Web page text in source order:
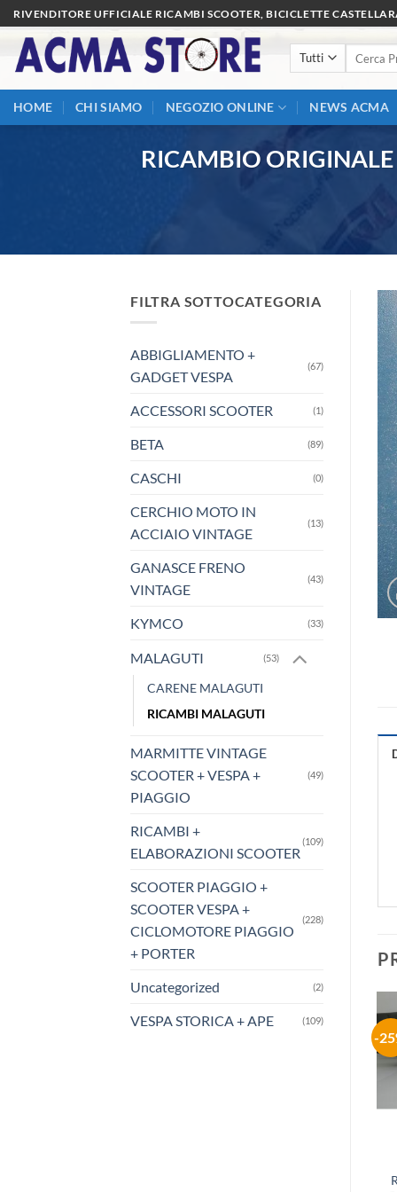
Salta
ai
contenuti
RIVENDITORE UFFICIALE RICAMBI SCOOTER, BICICLETTE
HOME CHI SIAMO NEGOZIO ONLINE NEWS ACMA
RICAMBIO
FILTRA SOTTOCATEGORIA
ABBIGLIAMENTO +
GADGET VESPA
(67)
ACCESSORI SCOOTER (1)
BETA (89)
CASCHI (0)
CERCHIO MOTO IN
ACCIAIO VINTAGE
(13)
GANASCE FRENO
VINTAGE
(43)
KYMCO (33)
MALAGUTI (53)
CARENE MALAGUTI
RICAMBI MALAGUTI
MARMITTE VINTAGE
SCOOTER + VESPA +
PIAGGIO
(49)
RICAMBI +
ELABORAZIONI SCOOTER
(109)
SCOOTER PIAGGIO +
SCOOTER VESPA +
CICLOMOTORE PIAGGIO
+ PORTER
(228)
Uncategorized (2)
VESPA STORICA + APE (109)
-